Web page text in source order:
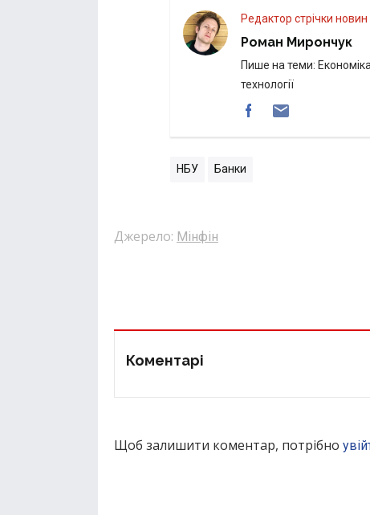
Редактор стрічки новин
Роман Мирончук
Пише на теми:
технології
НБУ Банки
Джерело: Мінфін
Коментарі
Щоб залишити коментар, потрібно